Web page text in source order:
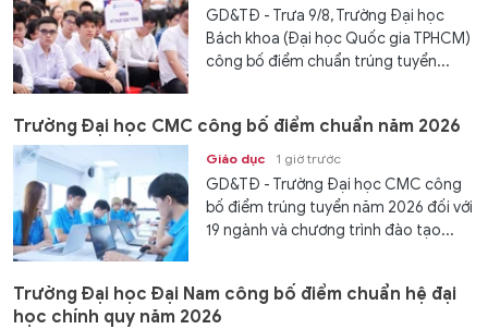
GD&TĐ - Trưa 9/8, Trường Đại học
Bách khoa (Đại học Quốc gia TPHCM)
công bố điểm chuẩn trúng tuyển...
Trường Đại học CMC công bố điểm chuẩn năm 2026
Giáo dục 1 giờ trước
GD&TĐ - Trường Đại học CMC công
bố điểm trúng tuyển năm 2026 đối với
19 ngành và chương trình đào tạo...
Trường Đại học Đại Nam công bố điểm chuẩn hệ đại
học chính quy năm 2026